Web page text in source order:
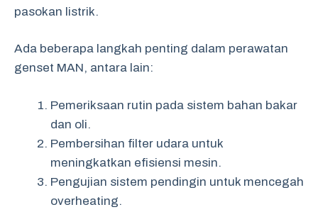
pasokan listrik.
Ada beberapa langkah penting dalam perawatan
genset MAN, antara lain:
Pemeriksaan rutin pada sistem bahan bakar
dan oli.
Pembersihan filter udara untuk
meningkatkan efisiensi mesin.
Pengujian sistem pendingin untuk mencegah
overheating.